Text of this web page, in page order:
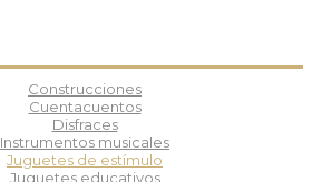
Construcciones
Cuentacuentos
Disfraces
Instrumentos musicales
Juguetes de estímulo
Juguetes educativos